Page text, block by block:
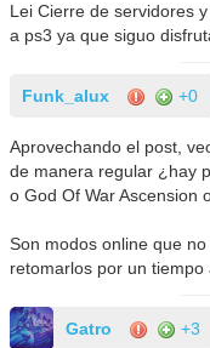
Lei Cierre de servidores
a ps3 ya que siguo
Funk_alux +0
Aprovechando el post,
de manera regular ¿hay
o God Of War Ascension
Son modos online que
retomarlos por un tiempo
Gatro +3